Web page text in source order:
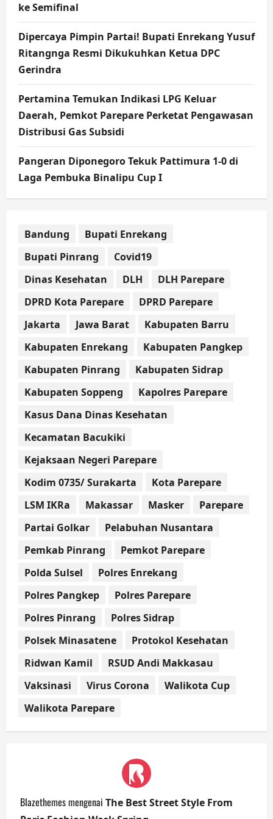
ke Semifinal
Dipercaya Pimpin Partai! Bupati Enrekang Yusuf
Ritangnga Resmi Dikukuhkan Ketua DPC
Gerindra
Pertamina Temukan Indikasi LPG Keluar
Daerah, Pemkot Parepare Perketat Pengawasan
Distribusi Gas Subsidi
Pangeran Diponegoro Tekuk Pattimura 1-0 di
Laga Pembuka Binalipu Cup I
Bandung
Bupati Enrekang
Bupati Pinrang
Covid19
Dinas Kesehatan
DLH
DLH Parepare
DPRD Kota Parepare
DPRD Parepare
Jakarta
Jawa Barat
Kabupaten Barru
Kabupaten Enrekang
Kabupaten Pangkep
Kabupaten Pinrang
Kabupaten Sidrap
Kabupaten Soppeng
Kapolres Parepare
Kasus Dana Dinas Kesehatan
Kecamatan Bacukiki
Kejaksaan Negeri Parepare
Kodim 0735/ Surakarta
Kota Parepare
LSM IKRa
Makassar Masker
Parepare
Partai Golkar
Pelabuhan Nusantara
Pemkab Pinrang
Pemkot Parepare
Polda Sulsel
Polres Enrekang
Polres Pangkep
Polres Parepare
Polres Pinrang
Polres Sidrap
Polsek Minasatene
Protokol Kesehatan
Ridwan Kamil
RSUD Andi Makkasau
Vaksinasi
Virus Corona
Walikota Cup
Walikota Parepare
Blazethemesmengenai The Best Street Style From